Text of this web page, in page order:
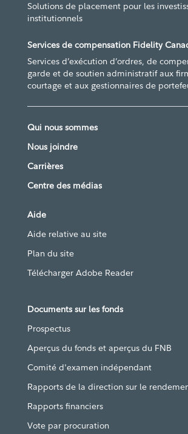
Solutions de placement pour les
institutionnels
Services de compensation Fidelity
Services d’exécution d’ordres, de
garde et de soutien administratif aux
courtage et aux gestionnaires de
Qui nous sommes
Nous joindre
Carrières
Centre des médias
Aide
Aide relative au site
Plan du site
Télécharger Adobe Reader
Documents sur les fonds
Prospectus
Aperçus du fonds et aperçus du FNB
Comité d'examen indépendant
Rapports de la direction sur le
Rapports financiers
Vote par procuration